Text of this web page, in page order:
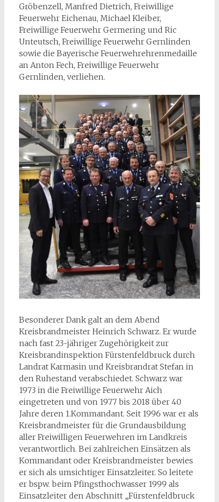
Gröbenzell, Manfred Dietrich, Freiwillige
Feuerwehr Eichenau, Michael Kleiber,
Freiwillige Feuerwehr Germering und Ric
Unteutsch, Freiwillige Feuerwehr Gernlinden
sowie die Bayerische Feuerwehrehrenmedaille
an Anton Fech, Freiwillige Feuerwehr
Gernlinden, verliehen.
Besonderer Dank galt an dem Abend
Kreisbrandmeister Heinrich Schwarz. Er wurde
nach fast 23-jähriger Zugehörigkeit zur
Kreisbrandinspektion Fürstenfeldbruck durch
Landrat Karmasin und Kreisbrandrat Stefan in
den Ruhestand verabschiedet. Schwarz war
1973 in die Freiwillige Feuerwehr Aich
eingetreten und von 1977 bis 2018 über 40
Jahre deren 1.Kommandant. Seit 1996 war er als
Kreisbrandmeister für die Grundausbildung
aller Freiwilligen Feuerwehren im Landkreis
verantwortlich. Bei zahlreichen Einsätzen als
Kommandant oder Kreisbrandmeister bewies
er sich als umsichtiger Einsatzleiter. So leitete
er bspw. beim Pfingsthochwasser 1999 als
Einsatzleiter den Abschnitt „Fürstenfeldbruck